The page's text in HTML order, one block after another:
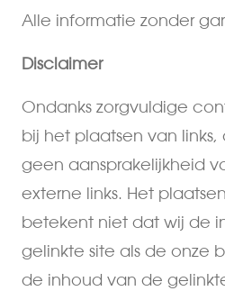
Alle informatie zonder
Disclaimer
Ondanks zorgvuldige
bij het plaatsen van
geen aansprakelijkheid
externe links. Het
betekent niet dat wij de
gelinkte site als de onze
de inhoud van de